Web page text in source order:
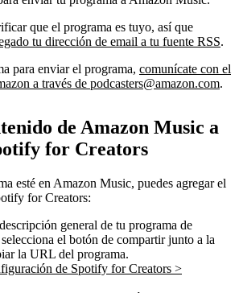
que el programa es tuyo, así que
tu dirección de email a tu fuente RSS.
para enviar el programa, comunícate con el
a través de podcasters@amazon.com.
de Amazon Music a
for Creators
esté en Amazon Music, puedes agregar el
for Creators:
general de tu programa de
el botón de compartir junto a la
la URL del programa.
de Spotify for Creators >